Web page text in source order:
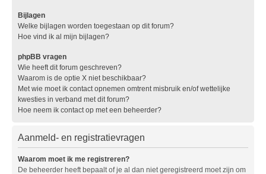
Bijlagen
Welke bijlagen worden toegestaan op dit forum?
Hoe vind ik al mijn bijlagen?
phpBB vragen
Wie heeft dit forum geschreven?
Waarom is de optie X niet beschikbaar?
Met wie moet ik contact opnemen omtrent misbruik en/of wettelijke
kwesties in verband met dit forum?
Hoe neem ik contact op met een beheerder?
Aanmeld- en registratievragen
Waarom moet ik me registreren?
De beheerder heeft bepaalt of je al dan niet geregistreerd moet zijn om